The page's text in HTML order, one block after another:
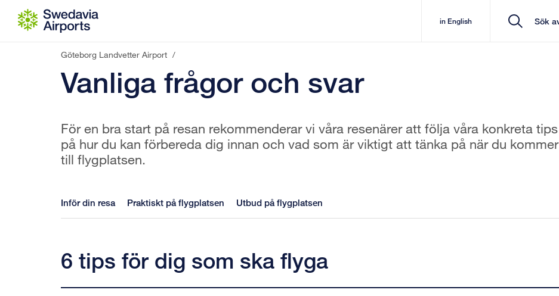
Gå till innehåll
in English
Göteborg Landvetter Airport /
Vanliga frågor och svar
För en bra start på resan rekommenderar vi våra resenärer att följa våra konkreta tips
på hur du kan förbereda dig innan och vad som är viktigt att tänka på när du kommer
till flygplatsen.
Inför din resa Praktiskt på flygplatsen Utbud på flygplatsen
6 tips för dig som ska flyga